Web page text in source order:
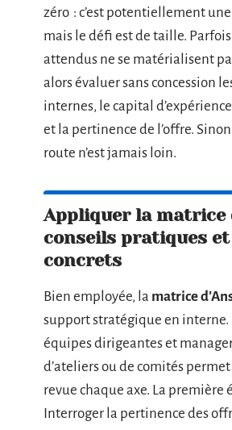
zéro : c’est potentiellement
mais le défi est de taille.
attendus ne se matérialisent
alors évaluer sans concession
internes, le capital
et la pertinence de l’offre.
route n’est jamais loin.
Appliquer la matrice
conseils pratiques et
concrets
Bien employée, la matrice
support stratégique en interne.
équipes dirigeantes et
d’ateliers ou de comités permet
revue chaque axe. La première
Interroger la pertinence des